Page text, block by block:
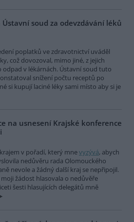
soud za odevzdávání léků
poplatků ve zdravotnictví uváděl
což dovozoval, mimo jiné, z jejich
odpad v lékárnách. Ústavní soud tuto
snížení počtu receptů po
si kupují laciné léky sami místo aby si je
na usnesení Krajské konference
v pořadí, který mnevyzývá, abych
nedůvěru rada Olomouckého
nevole a žádný další kraj se nepřipojil.
žádost hlasovala o nedůvěře
šesti hlasujících delegátů mně